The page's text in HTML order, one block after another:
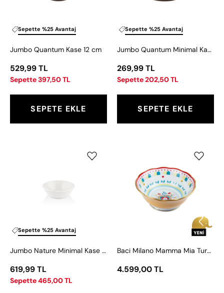
Sepette %25 Avantaj
Jumbo Quantum Kase 12 cm
529,99 TL
Sepette 397,50 TL
SEPETE EKLE
Sepette %25 Avantaj
Jumbo Quantum Minimal Kase 10 cm
269,99 TL
Sepette 202,50 TL
SEPETE EKLE
Sepette %25 Avantaj
Kase
Jumbo Nature Minimal Kase 14,5 cm
619,99 TL
Sepette 465,00 TL
Mamma
Mia
Turuncu
Desenli
x
Baci Milano Mamma Mia Turuncu Desenli Kase 26 cm x 11 cm
4.599,00 TL